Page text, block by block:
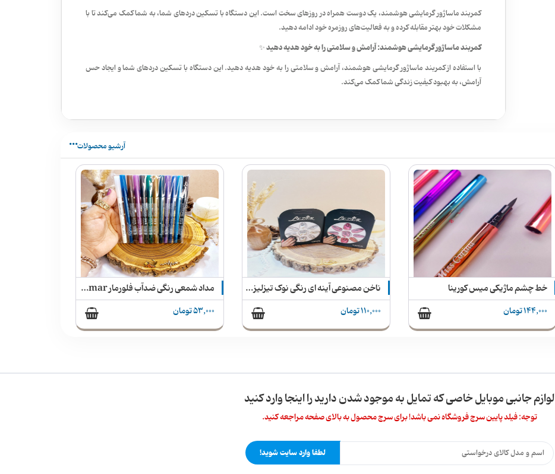
کمربند ماساژور گرمایشی هوشمند، یک دوست همراه در روزهای سخت است. این دستگاه با تسکین دردهای شما، به شما کمک می‌کند تا با
مشکلات خود بهتر مقابله کرده و به فعالیت‌های روزمره خود ادامه دهید.
کمربند ماساژور گرمایشی هوشمند: آرامش و سلامتی را به خود هدیه دهید ✨
با استفاده از کمربند ماساژور گرمایشی هوشمند، آرامش و سلامتی را به خود هدیه دهید. این دستگاه با تسکین دردهای شما و ایجاد حس
آرامش، به بهبود کیفیت زندگی شما کمک می‌کند.
آرشیو محصولات
خط چشم ماژیکی میس کورینا
144,000 تومان
ناخن مصنوعی آینه ای رنگی نوک تیزلیزر LEZER
110,000 تومان
مداد شمعی رنگی ضدآب فلورمار flormar
53,000 تومان
لوازم جانبی موبایل خاصی که تمایل به موجود شدن دارید را اینجا وارد کنید
توجه: فیلد پایین سرچ فروشگاه نمی باشد! برای سرچ محصول به بالای صفحه مراجعه کنید.
لطفا وارد سایت شوید!